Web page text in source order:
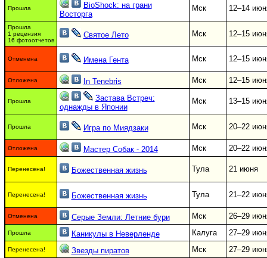
Прошла
BioShock: на грани
Восторга
Мск 12–14
Прошла
1 рецензия
16 фотоотчетов
Святое Лето Мск 12–15
Отменена Имена Гента Мск 12–15
Отложена In Tenebris Мск 12–15
Прошла
Застава Встреч:
однажды в Японии
Мск 13–15
Прошла Игра по Миядзаки Мск 20–22
Отложена Мастер Собак - 2014 Мск 20–22
Перенесена! Божественная жизнь Тула 21 июня
Перенесена! Божественная жизнь Тула 21–22
Отменена Серые Земли: Летние бури Мск 26–29
Прошла Каникулы в Неверленде Калуга 27–29
Перенесена! Звезды пиратов Мск 27–29